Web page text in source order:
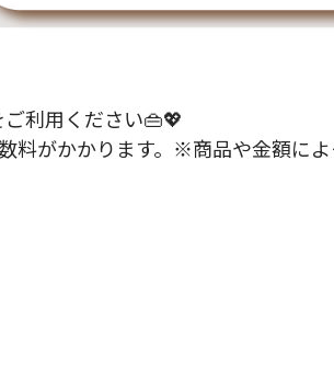
利用ください👜💖
料がかかります。※商品や金額に